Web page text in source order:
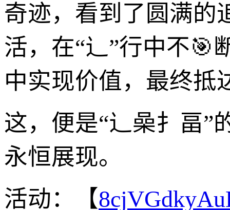
奇迹，看到了圆满的
活，在“辶”行中不🎯
中实现价值，最终抵
这，便是“辶喿扌畐”
永恒展现。
活动：【